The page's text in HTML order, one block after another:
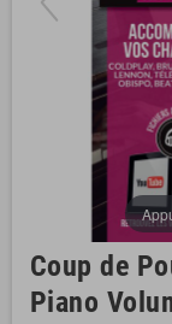
Coup de
Piano